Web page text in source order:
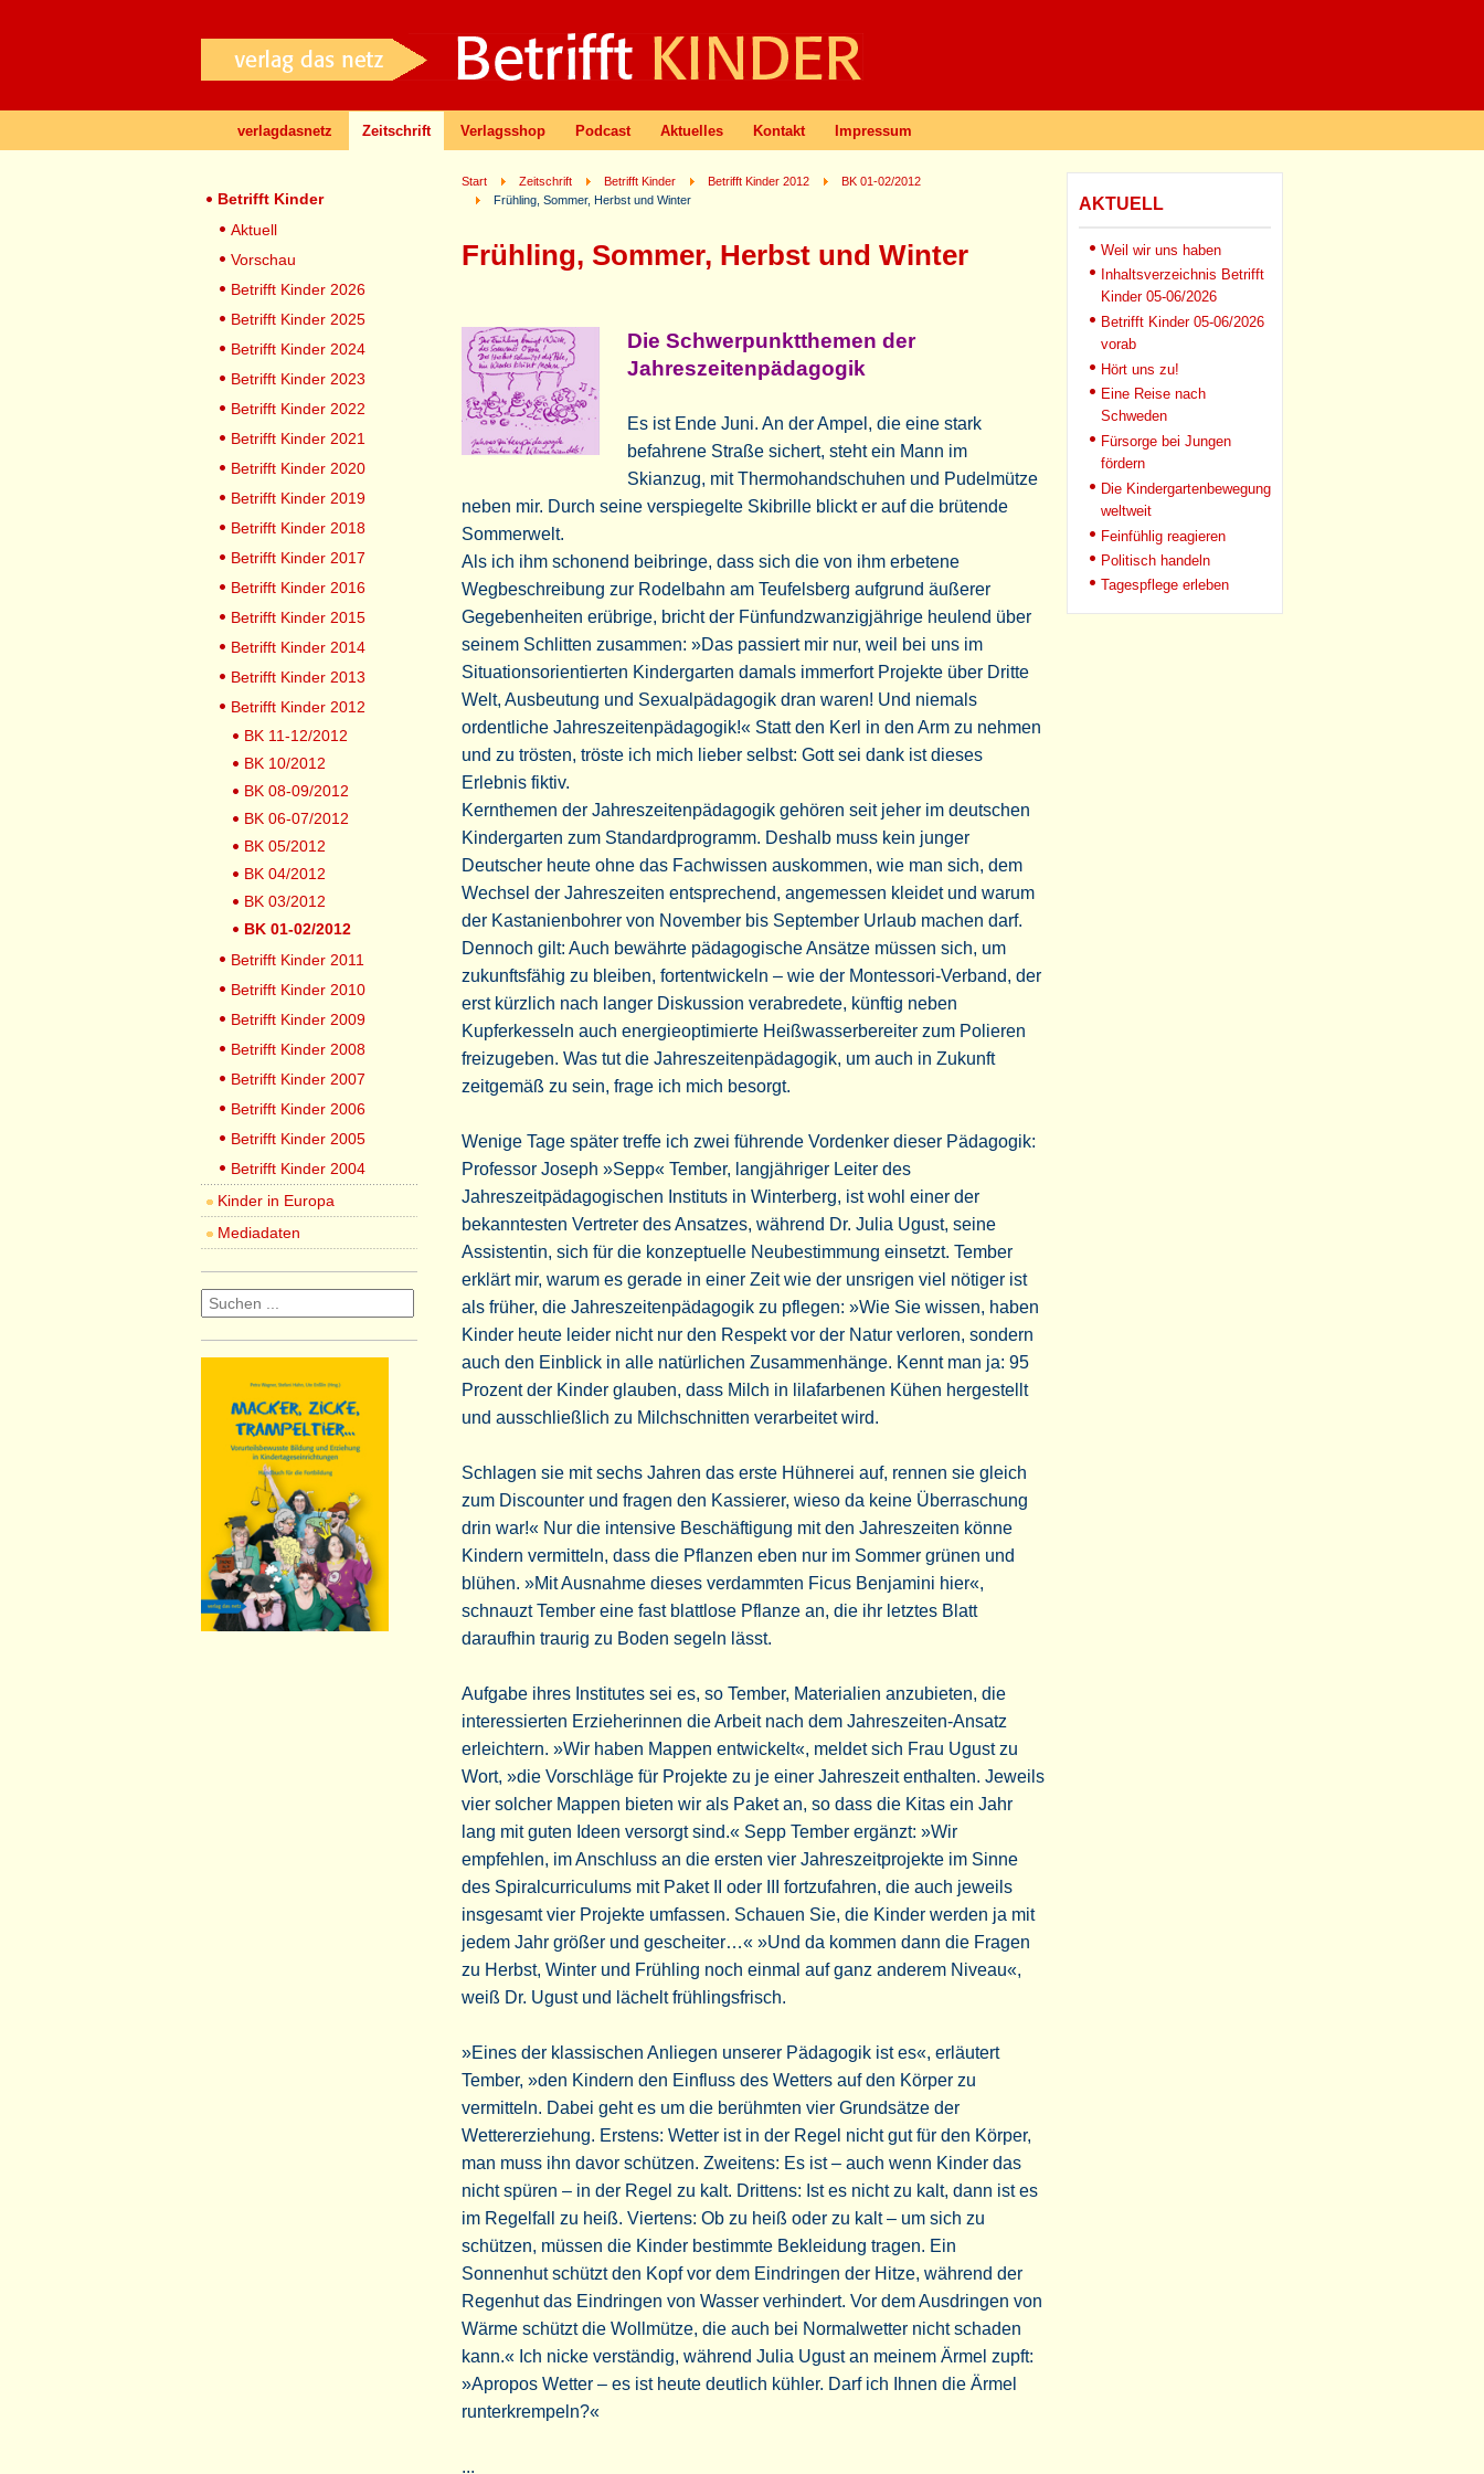
verlagdasnetz Zeitschrift Verlagsshop Podcast Aktuelles Kontakt Impressum
Start Zeitschrift Betrifft Kinder Betrifft Kinder 2012
BK 01-02/2012
Frühling, Sommer, Herbst und Winter
Frühling, Sommer, Herbst und Winter
Die Schwerpunktthemen der
Jahreszeitenpädagogik
Es ist Ende Juni. An der Ampel, die eine stark
befahrene Straße sichert, steht ein Mann im
Skianzug, mit Thermohandschuhen und Pudelmütze
neben mir. Durch seine verspiegelte Skibrille blickt er auf die brütende
Sommerwelt.
Als ich ihm schonend beibringe, dass sich die von ihm erbetene
Wegbeschreibung zur Rodelbahn am Teufelsberg aufgrund äußerer
Gegebenheiten erübrige, bricht der Fünfundzwanzigjährige heulend über
seinem Schlitten zusammen: »Das passiert mir nur, weil bei uns im
Situationsorientierten Kindergarten damals immerfort Projekte über Dritte
Welt, Ausbeutung und Sexualpädagogik dran waren! Und niemals
ordentliche Jahreszeitenpädagogik!« Statt den Kerl in den Arm zu nehmen
und zu trösten, tröste ich mich lieber selbst: Gott sei dank ist dieses
Erlebnis fiktiv.
Kernthemen der Jahreszeitenpädagogik gehören seit jeher im deutschen
Kindergarten zum Standardprogramm. Deshalb muss kein junger
Deutscher heute ohne das Fachwissen auskommen, wie man sich, dem
Wechsel der Jahreszeiten entsprechend, angemessen kleidet und warum
der Kastanienbohrer von November bis September Urlaub machen darf.
Dennoch gilt: Auch bewährte pädagogische Ansätze müssen sich, um
zukunftsfähig zu bleiben, fortentwickeln – wie der Montessori-Verband, der
erst kürzlich nach langer Diskussion verabredete, künftig neben
Kupferkesseln auch energieoptimierte Heißwasserbereiter zum Polieren
freizugeben. Was tut die Jahreszeitenpädagogik, um auch in Zukunft
zeitgemäß zu sein, frage ich mich besorgt.
Wenige Tage später treffe ich zwei führende Vordenker dieser Pädagogik:
Professor Joseph »Sepp« Tember, langjähriger Leiter des
Jahreszeitpädagogischen Instituts in Winterberg, ist wohl einer der
bekanntesten Vertreter des Ansatzes, während Dr. Julia Ugust, seine
Assistentin, sich für die konzeptuelle Neubestimmung einsetzt. Tember
erklärt mir, warum es gerade in einer Zeit wie der unsrigen viel nötiger ist
als früher, die Jahreszeitenpädagogik zu pflegen: »Wie Sie wissen, haben
Kinder heute leider nicht nur den Respekt vor der Natur verloren, sondern
auch den Einblick in alle natürlichen Zusammenhänge. Kennt man ja: 95
Prozent der Kinder glauben, dass Milch in lilafarbenen Kühen hergestellt
und ausschließlich zu Milchschnitten verarbeitet wird.
Schlagen sie mit sechs Jahren das erste Hühnerei auf, rennen sie gleich
zum Discounter und fragen den Kassierer, wieso da keine Überraschung
drin war!« Nur die intensive Beschäftigung mit den Jahreszeiten könne
Kindern vermitteln, dass die Pflanzen eben nur im Sommer grünen und
blühen. »Mit Ausnahme dieses verdammten Ficus Benjamini hier«,
schnauzt Tember eine fast blattlose Pflanze an, die ihr letztes Blatt
daraufhin traurig zu Boden segeln lässt.
Aufgabe ihres Institutes sei es, so Tember, Materialien anzubieten, die
interessierten Erzieherinnen die Arbeit nach dem Jahreszeiten-Ansatz
erleichtern. »Wir haben Mappen entwickelt«, meldet sich Frau Ugust zu
Wort, »die Vorschläge für Projekte zu je einer Jahreszeit enthalten. Jeweils
vier solcher Mappen bieten wir als Paket an, so dass die Kitas ein Jahr
lang mit guten Ideen versorgt sind.« Sepp Tember ergänzt: »Wir
empfehlen, im Anschluss an die ersten vier Jahreszeitprojekte im Sinne
des Spiralcurriculums mit Paket II oder III fortzufahren, die auch jeweils
insgesamt vier Projekte umfassen. Schauen Sie, die Kinder werden ja mit
jedem Jahr größer und gescheiter…« »Und da kommen dann die Fragen
zu Herbst, Winter und Frühling noch einmal auf ganz anderem Niveau«,
weiß Dr. Ugust und lächelt frühlingsfrisch.
»Eines der klassischen Anliegen unserer Pädagogik ist es«, erläutert
Tember, »den Kindern den Einfluss des Wetters auf den Körper zu
vermitteln. Dabei geht es um die berühmten vier Grundsätze der
Wettererziehung. Erstens: Wetter ist in der Regel nicht gut für den Körper,
man muss ihn davor schützen. Zweitens: Es ist – auch wenn Kinder das
nicht spüren – in der Regel zu kalt. Drittens: Ist es nicht zu kalt, dann ist es
im Regelfall zu heiß. Viertens: Ob zu heiß oder zu kalt – um sich zu
schützen, müssen die Kinder bestimmte Bekleidung tragen. Ein
Sonnenhut schützt den Kopf vor dem Eindringen der Hitze, während der
Regenhut das Eindringen von Wasser verhindert. Vor dem Ausdringen von
Wärme schützt die Wollmütze, die auch bei Normalwetter nicht schaden
kann.« Ich nicke verständig, während Julia Ugust an meinem Ärmel zupft:
»Apropos Wetter – es ist heute deutlich kühler. Darf ich Ihnen die Ärmel
runterkrempeln?«
...
Betrifft Kinder
Aktuell
Vorschau
Betrifft Kinder 2026
Betrifft Kinder 2025
Betrifft Kinder 2024
Betrifft Kinder 2023
Betrifft Kinder 2022
Betrifft Kinder 2021
Betrifft Kinder 2020
Betrifft Kinder 2019
Betrifft Kinder 2018
Betrifft Kinder 2017
Betrifft Kinder 2016
Betrifft Kinder 2015
Betrifft Kinder 2014
Betrifft Kinder 2013
Betrifft Kinder 2012
BK 11-12/2012
BK 10/2012
BK 08-09/2012
BK 06-07/2012
BK 05/2012
BK 04/2012
BK 03/2012
BK 01-02/2012
Betrifft Kinder 2011
Betrifft Kinder 2010
Betrifft Kinder 2009
Betrifft Kinder 2008
Betrifft Kinder 2007
Betrifft Kinder 2006
Betrifft Kinder 2005
Betrifft Kinder 2004
Kinder in Europa
Mediadaten
AKTUELL
Weil wir uns haben
Inhaltsverzeichnis Betrifft
Kinder 05-06/2026
Betrifft Kinder 05-06/2026
vorab
Hört uns zu!
Eine Reise nach
Schweden
Fürsorge bei Jungen
fördern
Die Kindergartenbewegung
weltweit
Feinfühlig reagieren
Politisch handeln
Tagespflege erleben